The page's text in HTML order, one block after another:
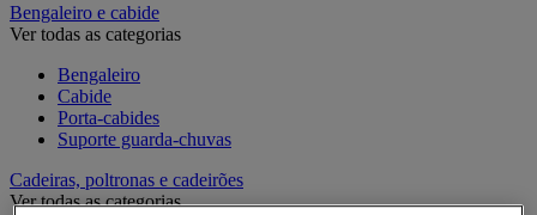
Bengaleiro e cabide
Ver todas as categorias
Bengaleiro
Cabide
Porta-cabides
Suporte guarda-chuvas
Cadeiras, poltronas e cadeirões
Ver todas as categorias